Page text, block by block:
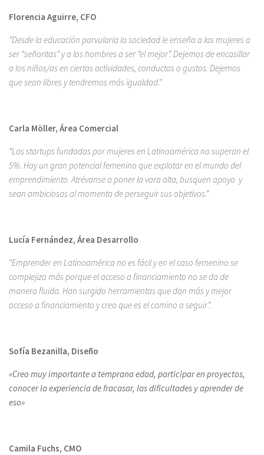
Florencia Aguirre, CFO
“Desde la educación parvularia la sociedad le enseña a las mujeres a
ser “señoritas” y a los hombres a ser “el mejor”. Dejemos de encasillar
a los niños/as en ciertas actividades, conductas o gustos. Dejemos
que sean libres y tendremos más igualdad.”
Carla Möller, Área Comercial
“Las startups fundadas por mujeres en Latinoamérica no superan el
5%. Hay un gran potencial femenino que explotar en el mundo del
emprendimiento. Atrévanse a poner la vara alta, busquen apoyo y
sean ambiciosas al momento de perseguir sus objetivos.”
Lucía Fernández, Área Desarrollo
“Emprender en Latinoamérica no es fácil y en el caso femenino se
complejiza más porque el acceso a financiamiento no se da de
manera fluida. Han surgido herramientas que dan más y mejor
acceso a financiamiento y creo que es el camino a seguir”.
Sofía Bezanilla, Diseño
«Creo muy importante a temprana edad, participar en proyectos,
conocer la experiencia de fracasar, las dificultades y aprender de
eso»
Camila Fuchs, CMO